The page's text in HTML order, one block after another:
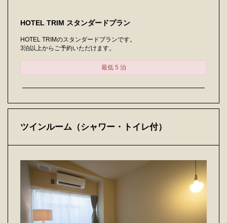
HOTEL TRIM スタンダードプラン
HOTEL TRIMのスタンダードプランです。
3泊以上からご予約いただけます。
最低 5 泊
ツインルーム（シャワー・トイレ付）